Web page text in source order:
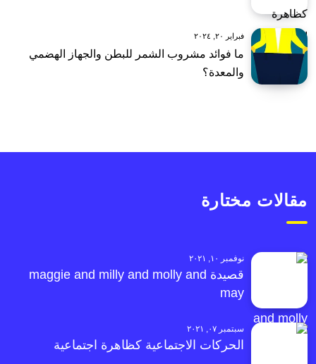
فبراير ٢٠, ٢٠٢٤
ما فوائد مشروب الشمر للبطن والجهاز الهضمي
والمعدة؟
مقالات مختارة
نوفمبر ١٠, ٢٠٢١
قصيدة maggie and milly and molly and
may
سبتمبر ٠٧, ٢٠٢١
الحركات الاجتماعية كظاهرة اجتماعية